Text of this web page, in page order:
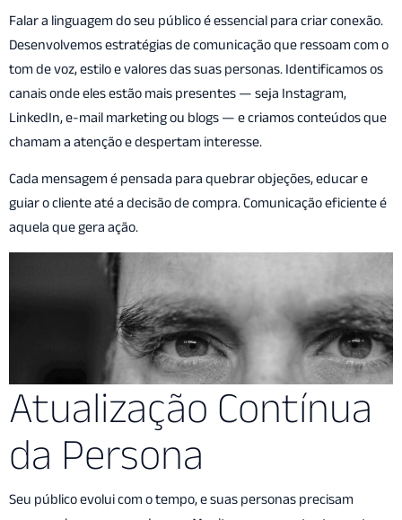
Falar a linguagem do seu público é essencial para criar conexão.
Desenvolvemos estratégias de comunicação que ressoam com o
tom de voz, estilo e valores das suas personas. Identificamos os
canais onde eles estão mais presentes — seja Instagram,
LinkedIn, e-mail marketing ou blogs — e criamos conteúdos que
chamam a atenção e despertam interesse.
Cada mensagem é pensada para quebrar objeções, educar e
guiar o cliente até a decisão de compra. Comunicação eficiente é
aquela que gera ação.
Atualização Contínua
da Persona
Seu público evolui com o tempo, e suas personas precisam